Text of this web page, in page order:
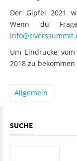
Der Gipfel 2021
Wenn du
Um Eindrücke
2018 zu bekommen
Allgemein
SUCHE